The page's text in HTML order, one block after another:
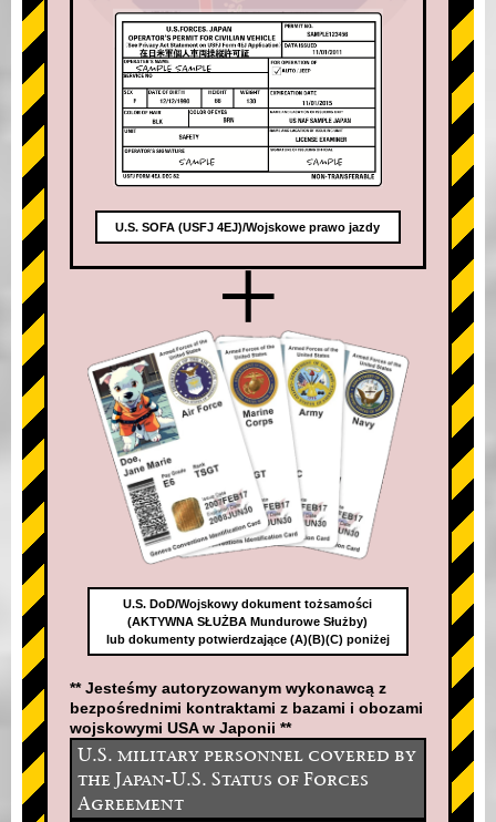
U.S. SOFA (USFJ 4EJ)/Wojskowe prawo jazdy
+
U.S. DoD/Wojskowy dokument tożsamości
(AKTYWNA SŁUŻBA Mundurowe Służby)
lub dokumenty potwierdzające (A)(B)(C) poniżej
** Jesteśmy autoryzowanym wykonawcą z
bezpośrednimi kontraktami z bazami i obozami
wojskowymi USA w Japonii **
U.S. military personnel covered by
the Japan-U.S. Status of Forces
Agreement